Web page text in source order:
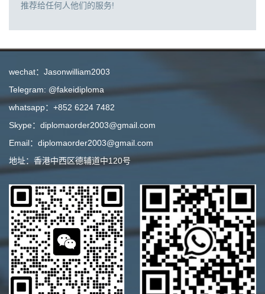
推荐给任何人他们的服务!
wechat：Jasonwilliam2003
Telegram: @fakeidiploma
whatsapp：+852 6224 7482
Skype：diplomaorder2003@gmail.com
Email：diplomaorder2003@gmail.com
地址：香港中西区德辅道中120号